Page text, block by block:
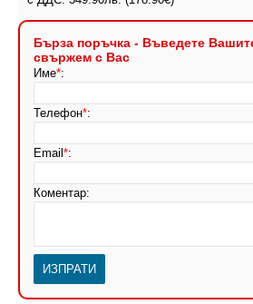
Бърза поръчка - Въведете
свържем с Вас
Име*:
Телефон*:
Email *:
Коментар: